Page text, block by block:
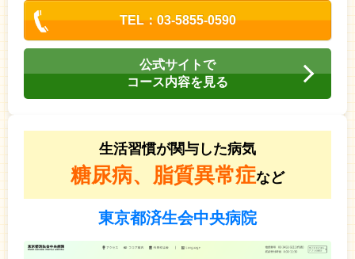
TEL：03-5855-0590
公式サイトで
コース内容を見る
生活習慣が関与した病気
糖尿病、脂質異常症など
東京都済生会中央病院